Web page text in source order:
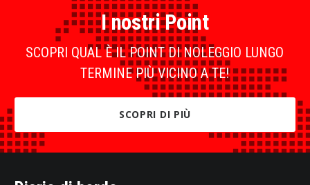
I nostri Point
SCOPRI QUAL È IL POINT DI NOLEGGIO LUNGO
TERMINE PIÙ VICINO A TE!
SCOPRI DI PIÙ